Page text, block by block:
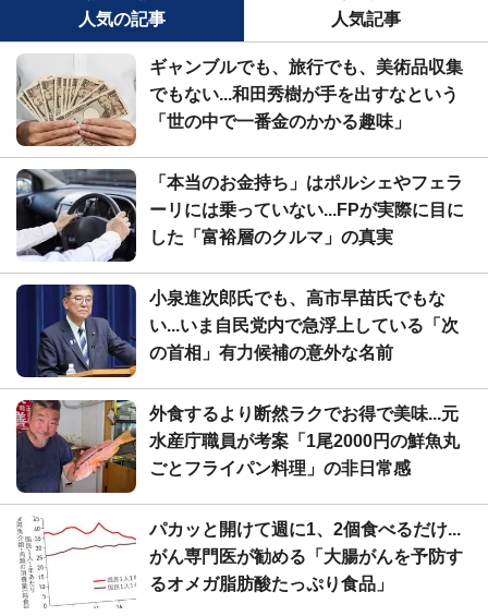
人気の記事
人気記事
ギャンブルでも、旅行でも、美術品収集
でもない...和田秀樹が手を出すなという
「世の中で一番金のかかる趣味」
「本当のお金持ち」はポルシェやフェラ
ーリには乗っていない...FPが実際に目に
した「富裕層のクルマ」の真実
小泉進次郎氏でも、高市早苗氏でもな
い...いま自民党内で急浮上している「次
の首相」有力候補の意外な名前
外食するより断然ラクでお得で美味...元
水産庁職員が考案「1尾2000円の鮮魚丸
ごとフライパン料理」の非日常感
パカッと開けて週に1、2個食べるだけ...
がん専門医が勧める「大腸がんを予防す
るオメガ脂肪酸たっぷり食品」